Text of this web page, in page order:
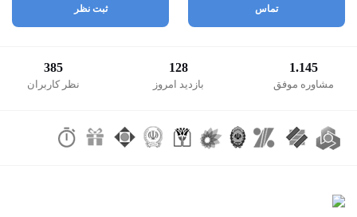
تماس ثبت نظر
1.145
مشاوره موفق
128
بازدید امروز
385
نظر کاربران